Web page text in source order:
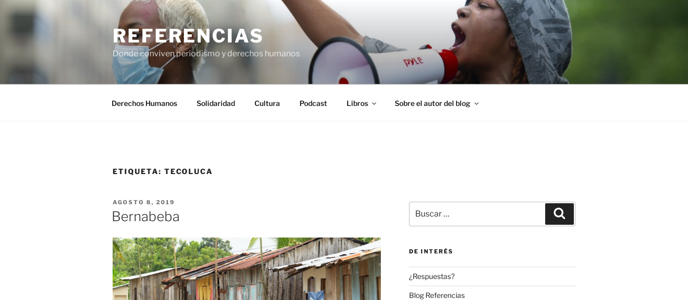
Saltar
REFERENCIAS
Donde conviven periodismo y derechos humanos
Derechos Humanos Solidaridad Cultura Podcast Libros Sobre el autor del blog
ETIQUETA: TECOLUCA
PUBLICADO
EL
AGOSTO 8, 2019
Bernabeba
por:
DE INTERÉS
¿Respuestas?
Blog Referencias